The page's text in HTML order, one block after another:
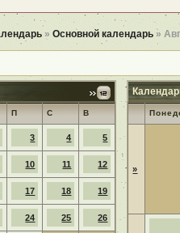
»Основной календарь »
П С В
3 4 5
10 11 12
17 18 19
24 25 26
»